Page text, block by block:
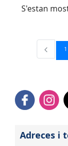
S'estan
1
Adreces i